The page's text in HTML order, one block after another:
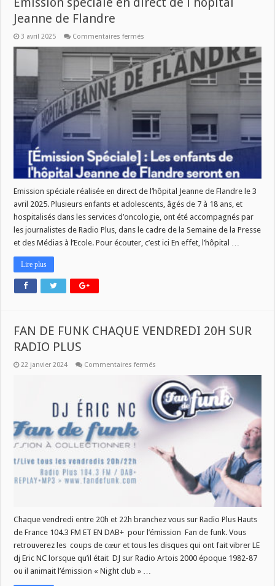
Jeanne de Flandre
3 avril 2025 Commentaires fermés
speciale
en
direct
hopital
Flandre
Emission spéciale réalisée en direct de l’hôpital Jeanne de Flandre le 3
avril 2025. Plusieurs enfants et adolescents, âgés de 7 à 18 ans, et
hospitalisés dans les services d’oncologie, ont été accompagnés par
les journalistes de Radio Plus, dans le cadre de la Semaine de la Presse
et des Médias à l’Ecole. Pour écouter, c’est ici En effet, l’hôpital …
Lire plus
FAN DE FUNK CHAQUE VENDREDI 20H SUR
RADIO PLUS
22 janvier 2024 Commentaires fermés
DE
FUNK
CHAQUE
VENDREDI
20H
SUR
Chaque vendredi entre 20h et 22h branchez vous sur Radio Plus Hauts
de France 104.3 FM ET EN DAB+ pour l’émission Fan de funk. Vous
retrouverez les coups de cœur et tous les disques qui ont fait vibrer LE
dj Eric NC lorsque qu’il était DJ sur Radio Artois 2000 époque 1982-87
ou il animait l’émission « Night club » …